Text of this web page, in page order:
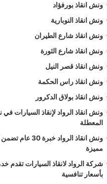
ونش انقاذ بورفؤاد
ونش انقاذ النوبارية
ونش انقاذ شارع الطيران
ونش انقاذ شارع الثورة
ونش انقاذ قصر النيل
ونش انقاذ راس الحكمة
ونش انقاذ بولاق الدكرور
ونش انقاذ الرواد لإنقاذ السيارات
المعطلة
ونش انقاذ الرواد
مميزة
شركة الرواد لانقاذ السيارات تقدم
بأسعار تنافسية